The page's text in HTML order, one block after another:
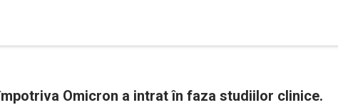
Omicron a intrat în faza studiilor clinice.